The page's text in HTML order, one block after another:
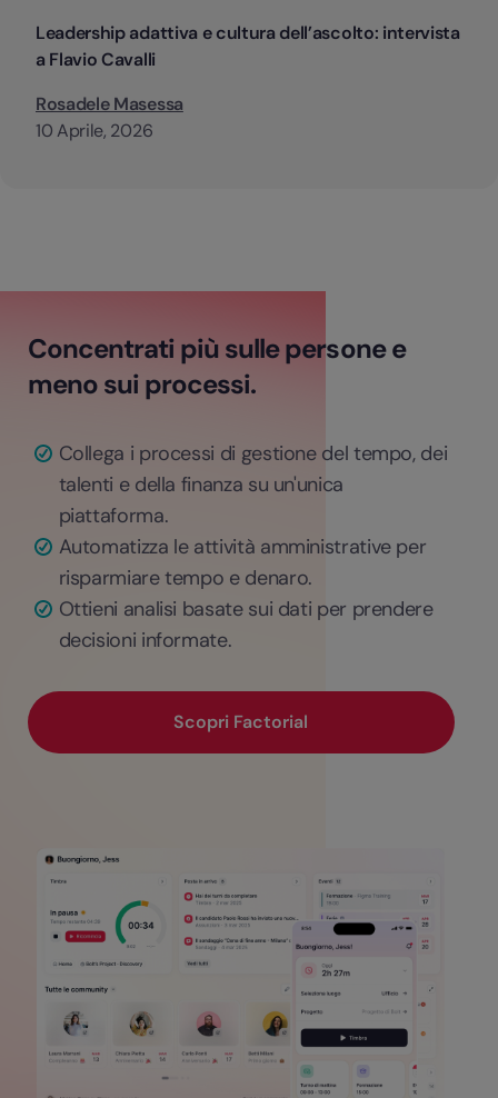
Leadership adattiva e cultura dell’ascolto: intervista
a Flavio Cavalli
Rosadele Masessa
10 Aprile, 2026
Concentrati più sulle persone e
meno sui processi.
Collega i processi di gestione del tempo, dei
talenti e della finanza su un'unica
piattaforma.
Automatizza le attività amministrative per
risparmiare tempo e denaro.
Ottieni analisi basate sui dati per prendere
decisioni informate.
Scopri Factorial